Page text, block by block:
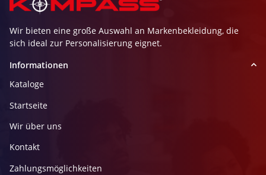
Wir bieten eine große Auswahl an Markenbekleidung, die
sich ideal zur Personalisierung eignet.
Informationen
Kataloge
Startseite
Wir über uns
Kontakt
Zahlungsmöglichkeiten